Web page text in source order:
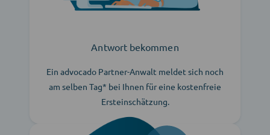
Antwort bekommen
Ein advocado Partner-Anwalt meldet sich noch
am selben Tag* bei Ihnen für eine kostenfreie
Ersteinschätzung.